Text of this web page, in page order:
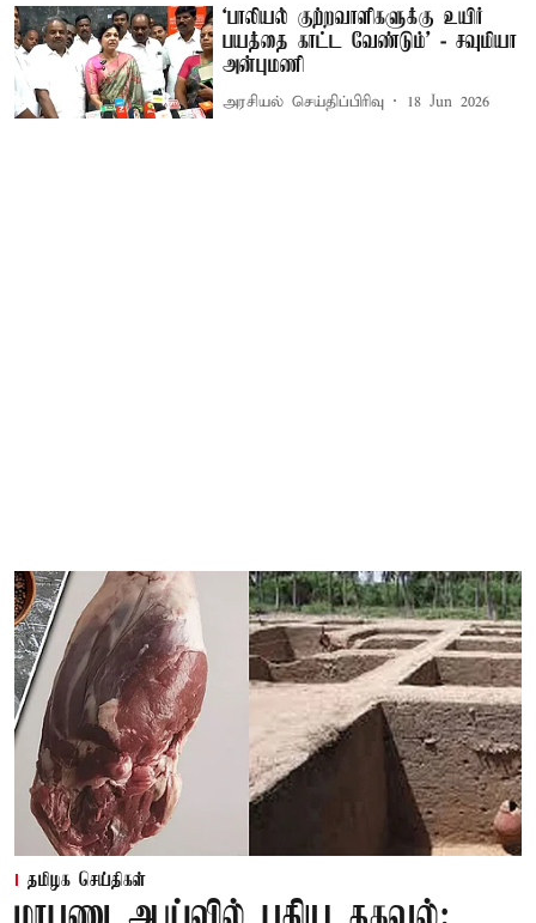
‘பாலியல் குற்றவாளிகளுக்கு உயிர்
பயத்தை காட்ட வேண்டும்’ - சவுமியா
அன்புமணி
அரசியல் செய்திப்பிரிவு 18 Jun 2026
தமிழக செய்திகள்